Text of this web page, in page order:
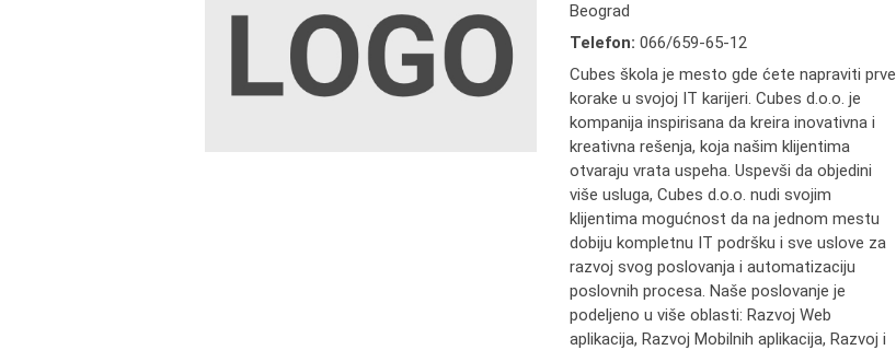
Beograd
Telefon:066/659-65-12
Cubes škola je mesto gde ćete napraviti prve
korake u svojoj IT karijeri. Cubes d.o.o. je
kompanija inspirisana da kreira inovativna i
kreativna rešenja, koja našim klijentima
otvaraju vrata uspeha. Uspevši da objedini
više usluga, Cubes d.o.o. nudi svojim
klijentima mogućnost da na jednom mestu
dobiju kompletnu IT podršku i sve uslove za
razvoj svog poslovanja i automatizaciju
poslovnih procesa. Naše poslovanje je
podeljeno u više oblasti: Razvoj Web
aplikacija, Razvoj Mobilnih aplikacija, Razvoj i